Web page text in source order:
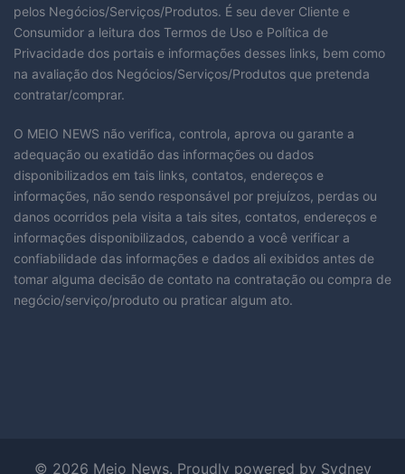
pelos Negócios/Serviços/Produtos. É seu dever Cliente e
Consumidor a leitura dos Termos de Uso e Política de
Privacidade dos portais e informações desses links, bem como
na avaliação dos Negócios/Serviços/Produtos que pretenda
contratar/comprar.
O MEIO NEWS não verifica, controla, aprova ou garante a
adequação ou exatidão das informações ou dados
disponibilizados em tais links, contatos, endereços e
informações, não sendo responsável por prejuízos, perdas ou
danos ocorridos pela visita a tais sites, contatos, endereços e
informações disponibilizados, cabendo a você verificar a
confiabilidade das informações e dados ali exibidos antes de
tomar alguma decisão de contato na contratação ou compra de
negócio/serviço/produto ou praticar algum ato.
© 2026 Meio News. Proudly powered by Sydney